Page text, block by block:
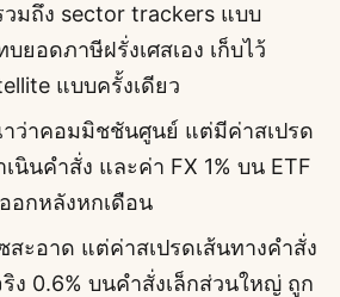
มถึง sector trackers แบบ
ยอดภาษีฝรั่งเศสเอง เก็บไว้
แบบครั้งเดียว
ว่าคอมมิชชันศูนย์ แต่มีค่าสเปรด
นินคำสั่ง และค่า FX 1% บน ETF
อกหลังหกเดือน
สะอาด แต่ค่าสเปรดเส้นทางคำสั่ง
ง 0.6% บนคำสั่งเล็กส่วนใหญ่ ถูก